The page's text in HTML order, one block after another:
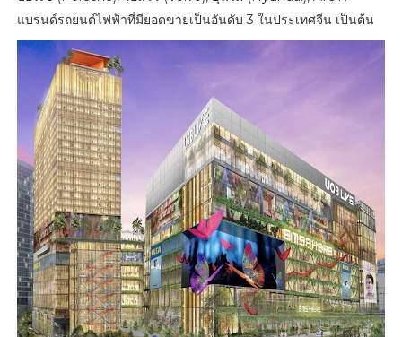
แบรนด์รถยนต์ไฟฟ้าที่มียอดขายเป็นอันดับ 3 ในประเทศจีน เป็นต้น